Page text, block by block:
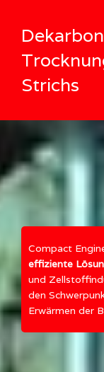
Strichs
Compact
effiziente
und
den
Erwärmen der